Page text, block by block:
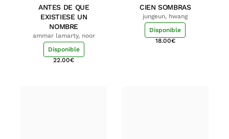
ANTES DE QUE
EXISTIESE UN
NOMBRE
ammar lamarty, noor
Disponible
22.00€
CIEN SOMBRAS
jungeun, hwang
Disponible
18.00€